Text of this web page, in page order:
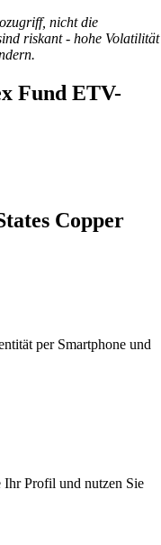
nicht die
riskant - hohe Volatilität
Fund ETV-
Copper
per Smartphone und
Ihr Profil und nutzen Sie